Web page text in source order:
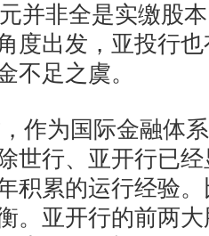
并非全是实缴股
度出发，亚投行
不足之虞。
作为国际金融体
世行、亚开行已
积累的运行经验
。亚开行的前两